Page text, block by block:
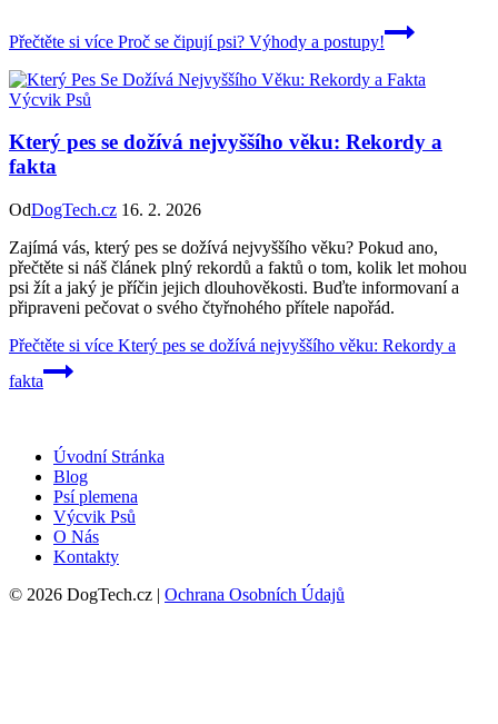
Přečtěte si více Proč se čipují psi? Výhody a postupy!
Výcvik Psů
Který pes se dožívá nejvyššího věku: Rekordy a
fakta
OdDogTech.cz 16. 2. 2026
Zajímá vás, který pes se dožívá nejvyššího věku? Pokud ano,
přečtěte si náš článek plný rekordů a faktů o tom, kolik let mohou
psi žít a jaký je příčin jejich dlouhověkosti. Buďte informovaní a
připraveni pečovat o svého čtyřnohého přítele napořád.
Přečtěte si více Který pes se dožívá nejvyššího věku: Rekordy a
fakta
Úvodní Stránka
Blog
Psí plemena
Výcvik Psů
O Nás
Kontakty
© 2026 DogTech.cz | Ochrana Osobních Údajů